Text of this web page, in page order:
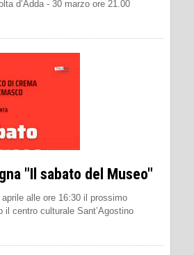
d’Adda - 30 marzo ore 21.00
"Il sabato del Museo"
alle ore 16:30 il prossimo
il centro culturale Sant’Agostino